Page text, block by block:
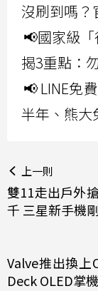
沒刷到嗎？
📢國家級
揭3重點：
📢 LINE免
半年、熊大
上一則
雙11走出戶外
千 三星新手機
Valve推出換上
Deck OLED掌